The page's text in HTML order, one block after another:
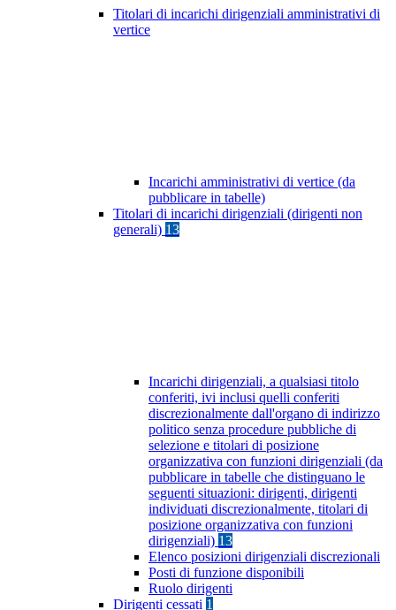
Titolari di incarichi dirigenziali amministrativi di
vertice
Incarichi amministrativi di vertice (da
pubblicare in tabelle)
Titolari di incarichi dirigenziali (dirigenti non
generali) 13
Incarichi dirigenziali, a qualsiasi titolo
conferiti, ivi inclusi quelli conferiti
discrezionalmente dall'organo di indirizzo
politico senza procedure pubbliche di
selezione e titolari di posizione
organizzativa con funzioni dirigenziali (da
pubblicare in tabelle che distinguano le
seguenti situazioni: dirigenti, dirigenti
individuati discrezionalmente, titolari di
posizione organizzativa con funzioni
dirigenziali) 13
Elenco posizioni dirigenziali discrezionali
Posti di funzione disponibili
Ruolo dirigenti
Dirigenti cessati 1